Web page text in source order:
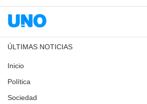
ÚLTIMAS NOTICIAS
Inicio
Política
Sociedad